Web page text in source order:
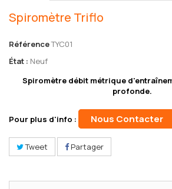
Spiromètre Triflo
RéférenceTYC01
État : Neuf
Spiromètre débit métrique
profonde.
Pour plus d'info : Nous Contacter
Tweet Partager